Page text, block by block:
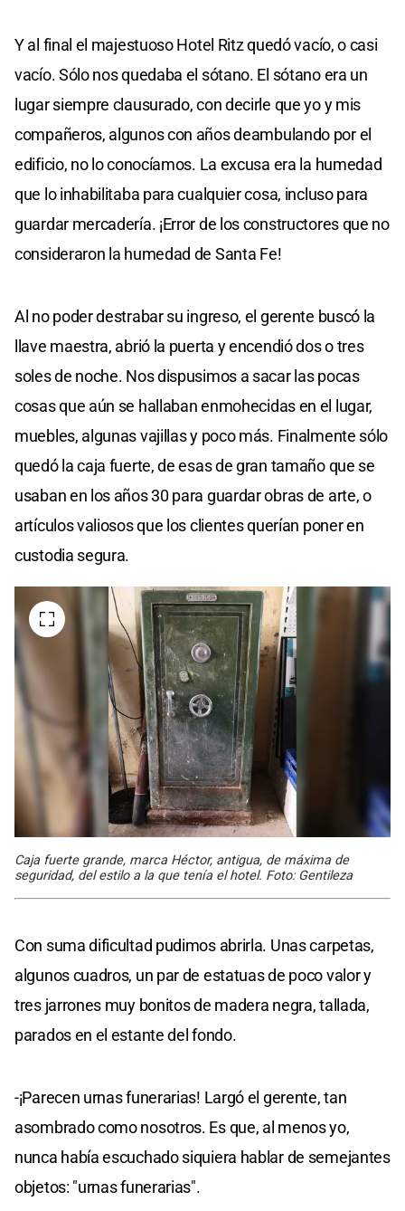
Y al final el majestuoso Hotel Ritz quedó vacío, o casi
vacío. Sólo nos quedaba el sótano. El sótano era un
lugar siempre clausurado, con decirle que yo y mis
compañeros, algunos con años deambulando por el
edificio, no lo conocíamos. La excusa era la humedad
que lo inhabilitaba para cualquier cosa, incluso para
guardar mercadería. ¡Error de los constructores que no
consideraron la humedad de Santa Fe!
Al no poder destrabar su ingreso, el gerente buscó la
llave maestra, abrió la puerta y encendió dos o tres
soles de noche. Nos dispusimos a sacar las pocas
cosas que aún se hallaban enmohecidas en el lugar,
muebles, algunas vajillas y poco más. Finalmente sólo
quedó la caja fuerte, de esas de gran tamaño que se
usaban en los años 30 para guardar obras de arte, o
artículos valiosos que los clientes querían poner en
custodia segura.
Caja fuerte grande, marca Héctor, antigua, de máxima de
seguridad, del estilo a la que tenía el hotel. Foto: Gentileza
Con suma dificultad pudimos abrirla. Unas carpetas,
algunos cuadros, un par de estatuas de poco valor y
tres jarrones muy bonitos de madera negra, tallada,
parados en el estante del fondo.
-¡Parecen urnas funerarias! Largó el gerente, tan
asombrado como nosotros. Es que, al menos yo,
nunca había escuchado siquiera hablar de semejantes
objetos: "urnas funerarias".